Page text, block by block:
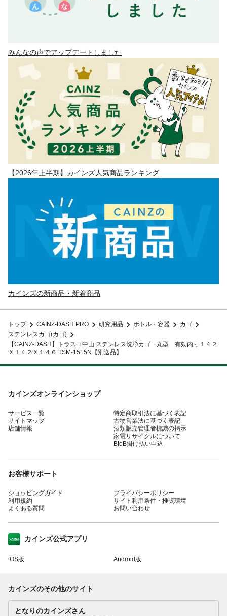
みんなの声でアップデートしました
【2026年上半期】カインズ人気商品ランキング
カインズの新商品・新着商品
トップ CAINZ-DASH PRO 研究用品 ボトル・容器
カゴ
ステンレスカゴ(カゴ)
【CAINZ-DASH】トラスコ中山 ステンレス洗浄カゴ 丸型 有効内寸１４２
Ｘ１４２Ｘ１４６ TSM-1515N【別送品】
カインズオンラインショップ
サービス一覧
サイトマップ
店舗情報
特定商取引法に基づく表記
古物営業法に基づく表記
酒類販売管理者標識の掲示
家電リサイクルについて
BtoB掛け払い申込
お客様サポート
ショッピングガイド
利用規約
よくある質問
プライバシーポリシー
サイト利用条件・推奨環境
お問い合わせ
カインズ公式アプリ
iOS版 Android版
カインズのその他のサイト
となりのカインズさん